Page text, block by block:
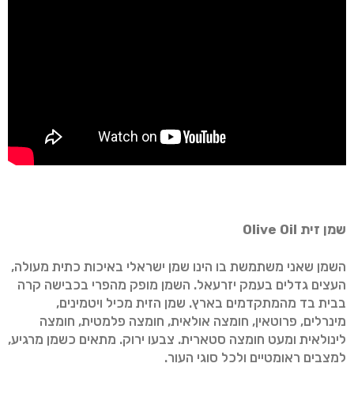
שמן זית Olive Oil
השמן שאני משתמשת בו הינו שמן ישראלי באיכות כתית מעולה,
העצים גדלים בעמק יזרעאל. השמן מופק מהפרי בכבישה קרה
בבית בד מהמתקדמים בארץ. שמן הזית מכיל ויטמינים,
מינרלים, פרוטאין, חומצה אולאית, חומצה פלמטית, חומצה
לינולאית ומעט חומצה סטארית. צבעו ירוק. מתאים כשמן מרגיע,
למצבים ראומטיים ולכל סוגי העור.